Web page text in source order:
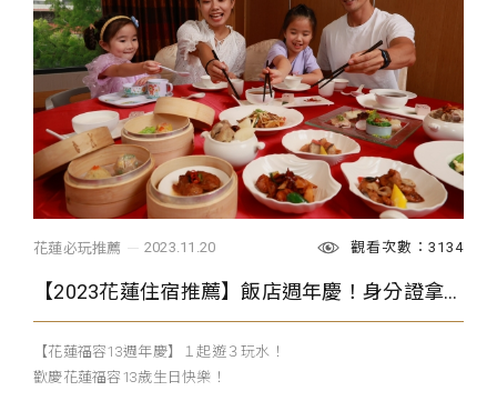
花蓮必玩推薦 2023.11.20 觀看次數：3134
【2023花蓮住宿推薦】飯店週年慶！身分證拿出來!生日有013 或名字有花蓮福容 每人住宿$1,170起!
【花蓮福容13週年慶】１起遊３玩水！
歡慶花蓮福容13歲生日快樂！